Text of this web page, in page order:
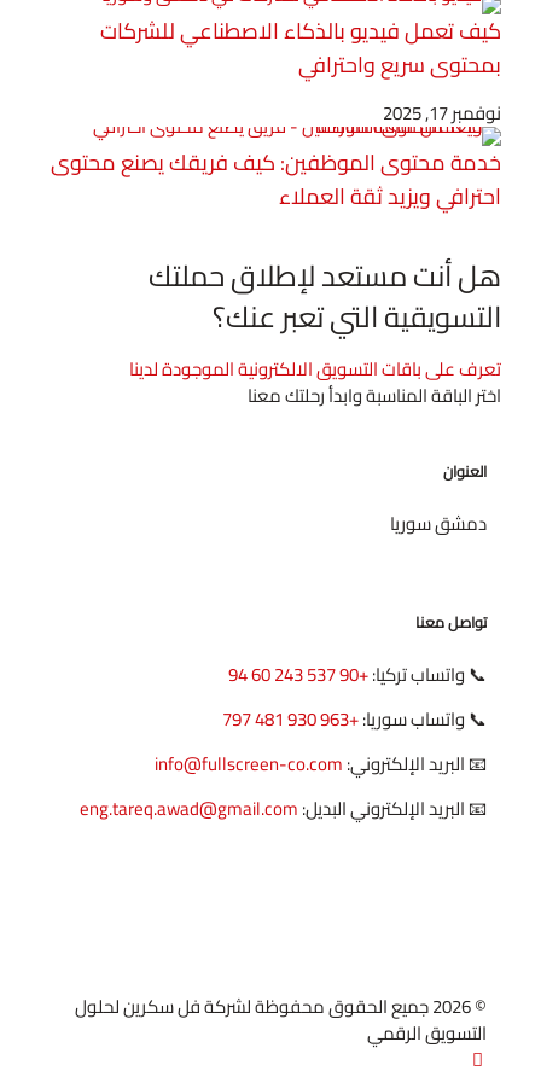
كيف تعمل فيديو بالذكاء الاصطناعي للشركات
بمحتوى سريع واحترافي
نوفمبر 17, 2025
خدمة محتوى الموظفين: كيف فريقك يصنع محتوى
احترافي ويزيد ثقة العملاء
هل أنت مستعد لإطلاق حملتك
التسويقية التي تعبر عنك؟
تعرف على باقات التسويق الالكترونية الموجودة لدينا
اختر الباقة المناسبة وابدأ رحلتك معنا
العنوان
دمشق سوريا
تواصل معنا
📞 واتساب تركيا:+90 537 243 60 94
📞 واتساب سوريا:+963 930 481 797
📧 البريد الإلكتروني:info@fullscreen-co.com
📧 البريد الإلكتروني البديل:eng.tareq.awad@gmail.com
© 2026 جميع الحقوق محفوظة لشركة فل سكرين لحلول
التسويق الرقمي